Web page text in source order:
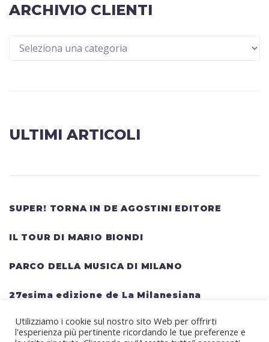
ARCHIVIO CLIENTI
ULTIMI ARTICOLI
SUPER! TORNA IN DE AGOSTINI EDITORE
IL TOUR DI MARIO BIONDI
PARCO DELLA MUSICA DI MILANO
27esima edizione de La Milanesiana
HELLWATT FESTIVAL: una lineup gigantesca
Utilizziamo i cookie sul nostro sito Web per offrirti
l'esperienza più pertinente ricordando le tue preferenze e